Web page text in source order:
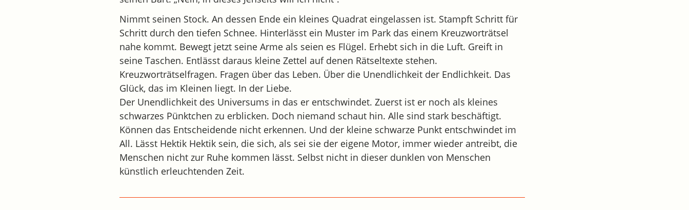
Nimmt seinen Stock. An dessen Ende ein kleines Quadrat eingelassen ist. Stampft Schritt für
Schritt durch den tiefen Schnee. Hinterlässt ein Muster im Park das einem Kreuzworträtsel
nahe kommt. Bewegt jetzt seine Arme als seien es Flügel. Erhebt sich in die Luft. Greift in
seine Taschen. Entlässt daraus kleine Zettel auf denen Rätseltexte stehen.
Kreuzworträtselfragen. Fragen über das Leben. Über die Unendlichkeit der Endlichkeit. Das
Glück, das im Kleinen liegt. In der Liebe.
Der Unendlichkeit des Universums in das er entschwindet. Zuerst ist er noch als kleines
schwarzes Pünktchen zu erblicken. Doch niemand schaut hin. Alle sind stark beschäftigt.
Können das Entscheidende nicht erkennen. Und der kleine schwarze Punkt entschwindet im
All. Lässt Hektik Hektik sein, die sich, als sei sie der eigene Motor, immer wieder antreibt, die
Menschen nicht zur Ruhe kommen lässt. Selbst nicht in dieser dunklen von Menschen
künstlich erleuchtenden Zeit.